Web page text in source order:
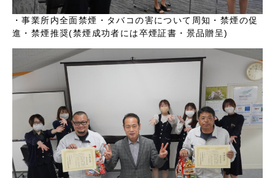
・事業所内全面禁煙 ・タバコの害について周知・禁煙の促
進 ・禁煙推奨(禁煙成功者には卒煙証書・景品贈呈)